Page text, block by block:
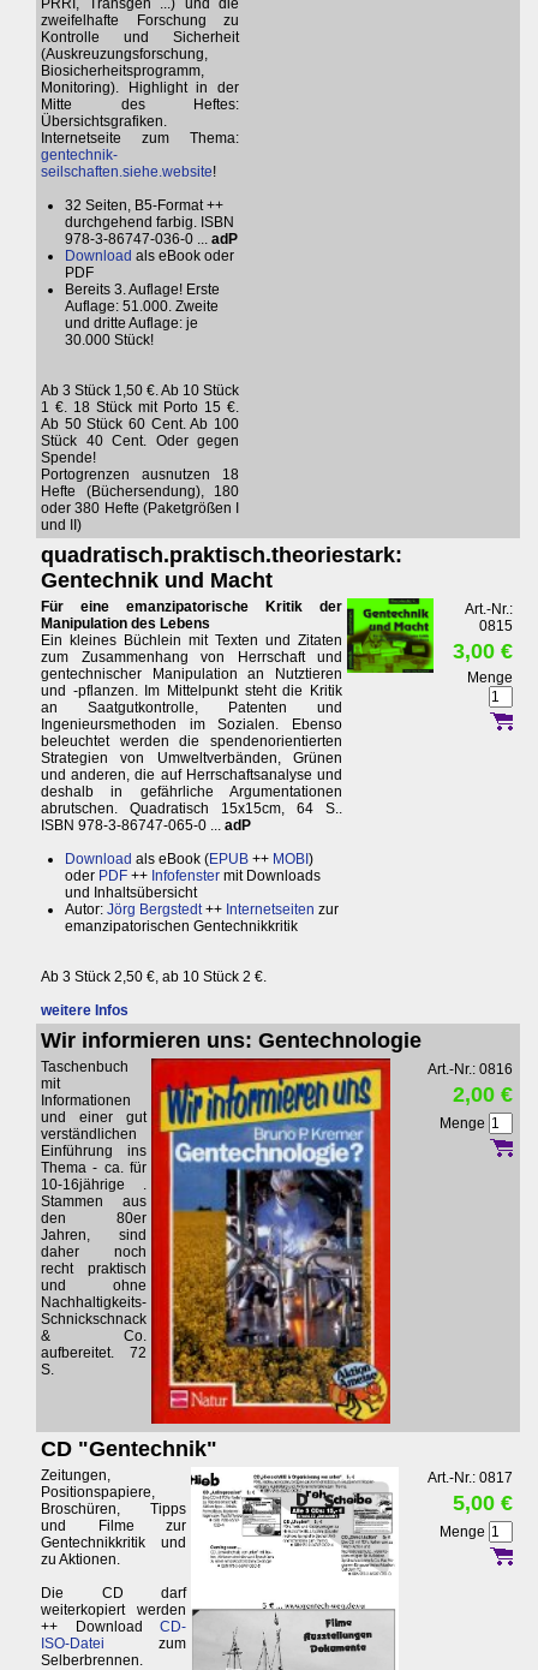
PRRI, Transgen ...) und die
zweifelhafte Forschung zu
Kontrolle und Sicherheit
(Auskreuzungsforschung,
Biosicherheitsprogramm,
Monitoring). Highlight in der
Mitte des Heftes:
Übersichtsgrafiken.
Internetseite zum Thema:
gentechnik-
seilschaften.siehe.website!
32 Seiten, B5-Format ++
durchgehend farbig. ISBN
978-3-86747-036-0 ... adP
Download als eBook oder
PDF
Bereits 3. Auflage! Erste
Auflage: 51.000. Zweite
und dritte Auflage: je
30.000 Stück!
Ab 3 Stück 1,50 €. Ab 10 Stück
1 €. 18 Stück mit Porto 15 €.
Ab 50 Stück 60 Cent. Ab 100
Stück 40 Cent. Oder gegen
Spende!
Portogrenzen ausnutzen 18
Hefte (Büchersendung), 180
oder 380 Hefte (Paketgrößen I
und II)
quadratisch.praktisch.theoriestark:
Gentechnik und Macht
Für eine emanzipatorische Kritik der
Manipulation des Lebens
Ein kleines Büchlein mit Texten und Zitaten
zum Zusammenhang von Herrschaft und
gentechnischer Manipulation an Nutztieren
und -pflanzen. Im Mittelpunkt steht die Kritik
an Saatgutkontrolle, Patenten und
Ingenieursmethoden im Sozialen. Ebenso
beleuchtet werden die spendenorientierten
Strategien von Umweltverbänden, Grünen
und anderen, die auf Herrschaftsanalyse und
deshalb in gefährliche Argumentationen
abrutschen. Quadratisch 15x15cm, 64 S..
ISBN 978-3-86747-065-0 ... adP
Download als eBook (EPUB ++ MOBI )
oder PDF ++ Infofenster mit Downloads
und Inhaltsübersicht
Autor: Jörg Bergstedt++ Internetseiten zur
emanzipatorischen Gentechnikkritik
Ab 3 Stück 2,50 €, ab 10 Stück 2 €.
weitere Infos
Art.-Nr.:
0815
3,00 €
Menge
Wir informieren uns: Gentechnologie
Taschenbuch
mit
Informationen
und einer gut
verständlichen
Einführung ins
Thema - ca. für
10-16jährige .
Stammen aus
den 80er
Jahren, sind
daher noch
recht praktisch
und ohne
Nachhaltigkeits-
Schnickschnack
& Co.
aufbereitet. 72
S.
Art.-Nr.: 0816
2,00 €
Menge
CD "Gentechnik"
Zeitungen,
Positionspapiere,
Broschüren, Tipps
und Filme zur
Gentechnikkritik und
zu Aktionen.
Die CD darf
weiterkopiert werden
++ Download CD-
ISO-Datei zum
Selberbrennen.
Art.-Nr.: 0817
5,00 €
Menge